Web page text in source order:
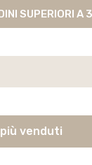
SUPERIORI A
venduti